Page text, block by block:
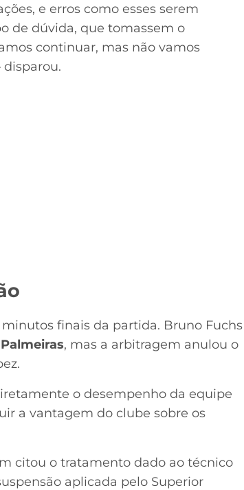
e erros como esses serem
de dúvida, que tomassem o
continuar, mas não vamos
finais da partida. Bruno Fuchs
Palmeiras, mas a arbitragem anulou o
o desempenho da equipe
a vantagem do clube sobre os
citou o tratamento dado ao técnico
aplicada pelo Superior